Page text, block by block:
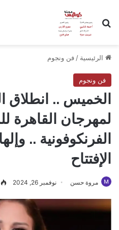
بحث عن
الرئيسية / فن ونجوم
فن ونجوم
الخميس .. انطلاق
لمهرجان القاهرة
الفرنكوفونية ..
الإفتتاح
مروة حسن نوفمبر 26, 2024